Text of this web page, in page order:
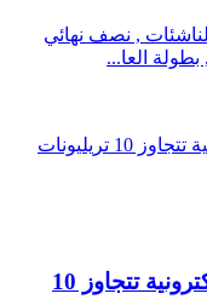
, نصف نهائي
العا...
خبير تكنولوجي: فاتورة الجرائم الإلكترونية تتجاوز 10